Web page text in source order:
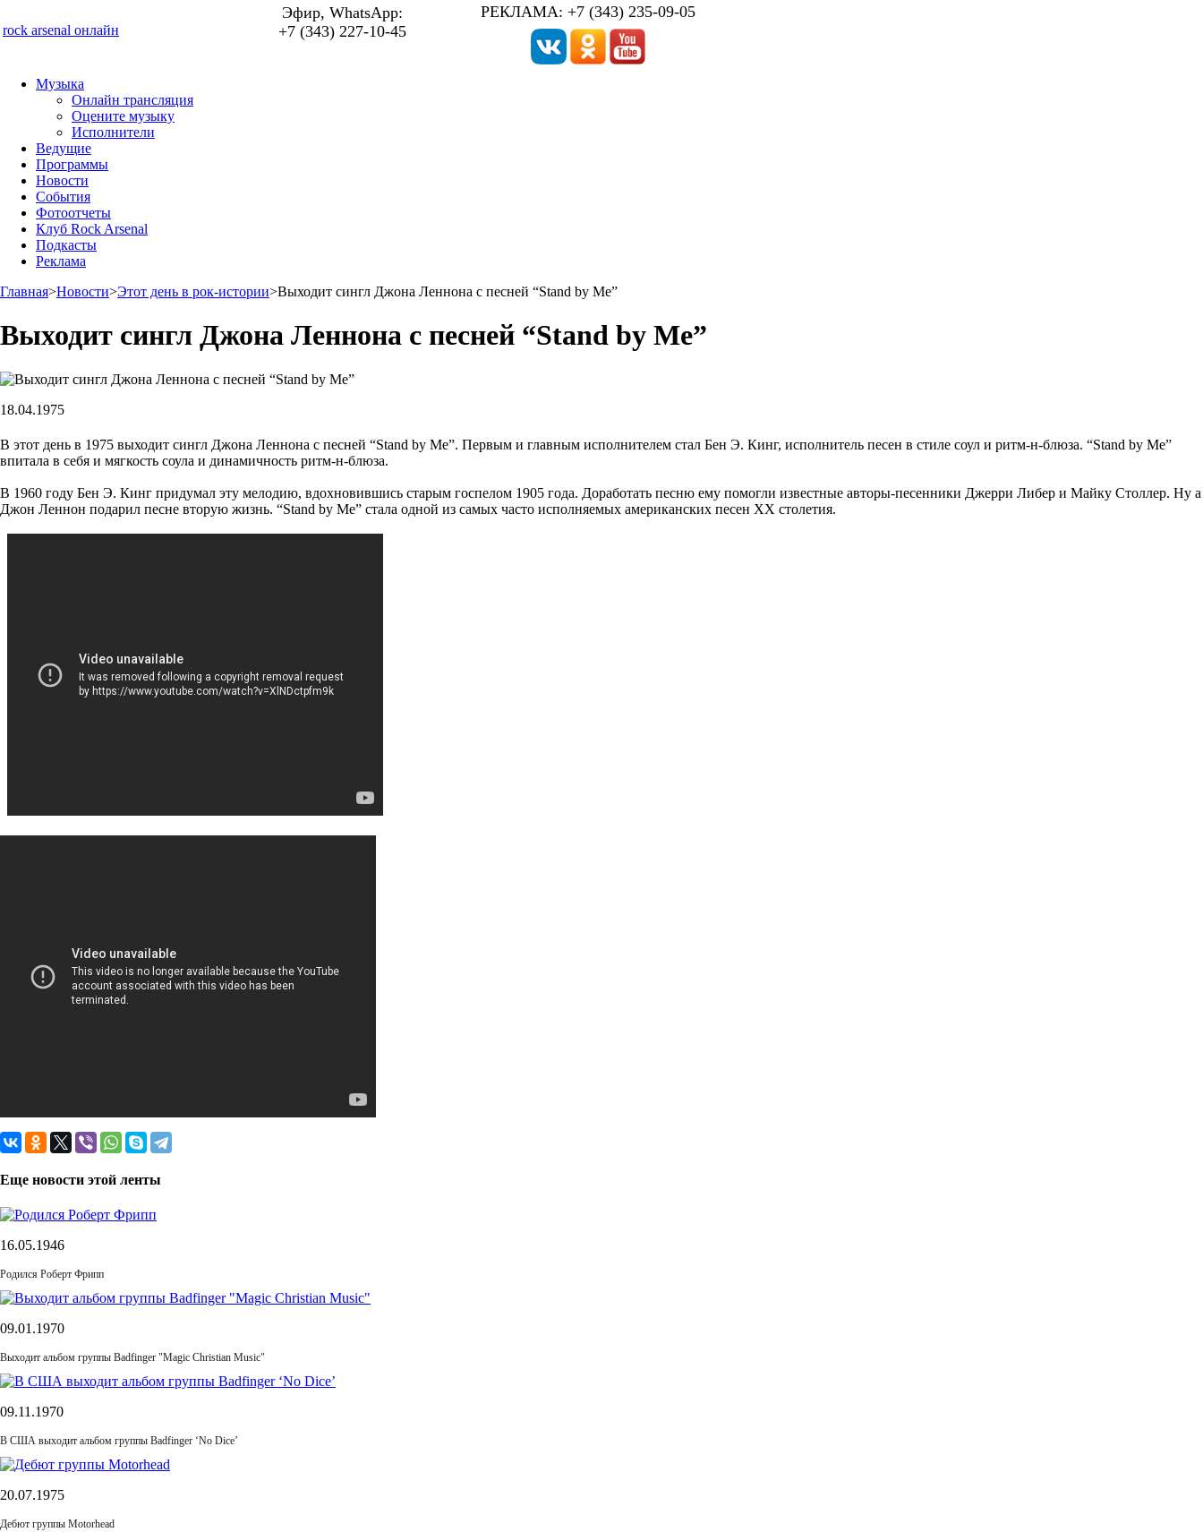
rock arsenal онлайн
Эфир, WhatsApp:
+7 (343) 227-10-45
РЕКЛАМА: +7 (343) 235-09-05
Музыка
Онлайн трансляция
Оцените музыку
Исполнители
Ведущие
Программы
Новости
События
Фотоотчеты
Клуб Rock Arsenal
Подкасты
Реклама
Главная>Новости>Этот день в рок-истории>Выходит сингл Джона Леннона с песней “Stand by Me”
Выходит сингл Джона Леннона с песней “Stand by Me”
18.04.1975
В этот день в 1975 выходит сингл Джона Леннона с песней “Stand by Me”. Первым и главным исполнителем стал Бен Э. Кинг, исполнитель песен в стиле соул и ритм-н-блюза. “Stand by Me”
впитала в себя и мягкость соула и динамичность ритм-н-блюза.
В 1960 году Бен Э. Кинг придумал эту мелодию, вдохновившись старым госпелом 1905 года. Доработать песню ему помогли известные авторы-песенники Джерри Либер и Майку Столлер. Ну а
Джон Леннон подарил песне вторую жизнь. “Stand by Me” стала одной из самых часто исполняемых американских песен XX столетия.
Еще новости этой ленты
16.05.1946
Родился Роберт Фрипп
09.01.1970
Выходит альбом группы Badfinger "Magic Christian Music"
09.11.1970
В США выходит альбом группы Badfinger ‘No Dice’
20.07.1975
Дебют группы Motorhead